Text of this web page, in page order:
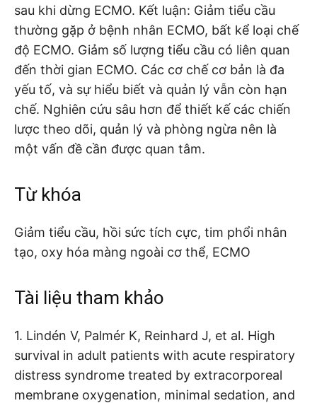
sau khi dừng ECMO. Kết luận: Giảm tiểu cầu
thường gặp ở bệnh nhân ECMO, bất kể loại chế
độ ECMO. Giảm số lượng tiểu cầu có liên quan
đến thời gian ECMO. Các cơ chế cơ bản là đa
yếu tố, và sự hiểu biết và quản lý vẫn còn hạn
chế. Nghiên cứu sâu hơn để thiết kế các chiến
lược theo dõi, quản lý và phòng ngừa nên là
một vấn đề cần được quan tâm.
Từ khóa
Giảm tiểu cầu, hồi sức tích cực, tim phổi nhân
tạo, oxy hóa màng ngoài cơ thể, ECMO
Tài liệu tham khảo
1. Lindén V, Palmér K, Reinhard J, et al. High
survival in adult patients with acute respiratory
distress syndrome treated by extracorporeal
membrane oxygenation, minimal sedation, and